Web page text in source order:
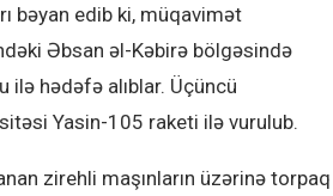
bəyan edib ki, müqavimət
Əbsan əl-Kəbirə bölgəsində
hədəfə alıblar. Üçüncü
Yasin-105 raketi ilə vurulub.
zirehli maşınların üzərinə torpaq